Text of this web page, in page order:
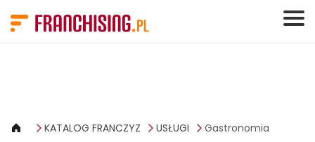
KATALOG FRANCZYZ USŁUGI Gastronomia